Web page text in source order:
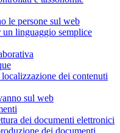
le persone sul web
linguaggio semplice
dei contenuti
sul web
dei documenti elettronici
dei documenti